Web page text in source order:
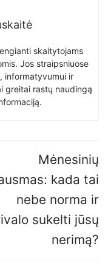
skaitytojams
Jos straipsniuose
informatyvumui ir
greitai rastų naudingą
Mėnesinių
kada tai
nebe norma ir
sukelti jūsų
nerimą?